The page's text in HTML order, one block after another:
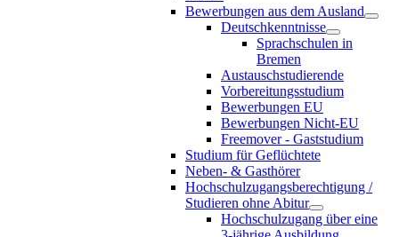
Bewerbungen aus dem Ausland
Deutschkenntnisse
Sprachschulen in
Bremen
Austauschstudierende
Vorbereitungsstudium
Bewerbungen EU
Bewerbungen Nicht-EU
Freemover - Gaststudium
Studium für Geflüchtete
Neben- & Gasthörer
Hochschulzugangsberechtigung /
Studieren ohne Abitur
Hochschulzugang über eine